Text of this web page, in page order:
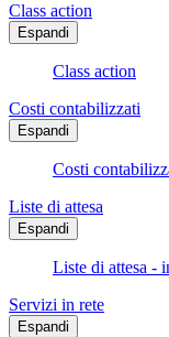
Class action
Espandi
Class action
Costi contabilizzati
Espandi
Costi
Liste di attesa
Espandi
Liste di attesa -
Servizi in rete
Espandi